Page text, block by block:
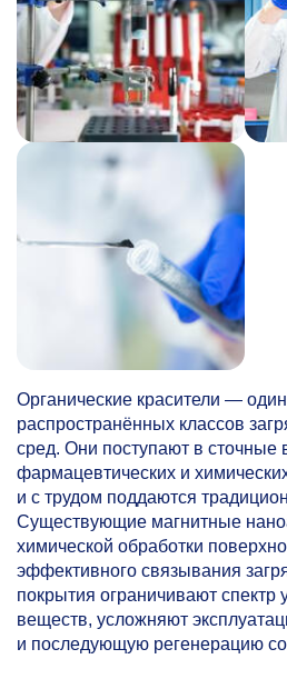
Органические красители —
распространённых классов
сред. Они поступают в сточные
фармацевтических и
и с трудом поддаются
Существующие магнитные
химической обработки
эффективного связывания
покрытия ограничивают
веществ, усложняют
и последующую регенерацию